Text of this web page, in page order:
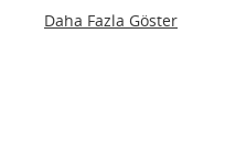
Daha Fazla Göster